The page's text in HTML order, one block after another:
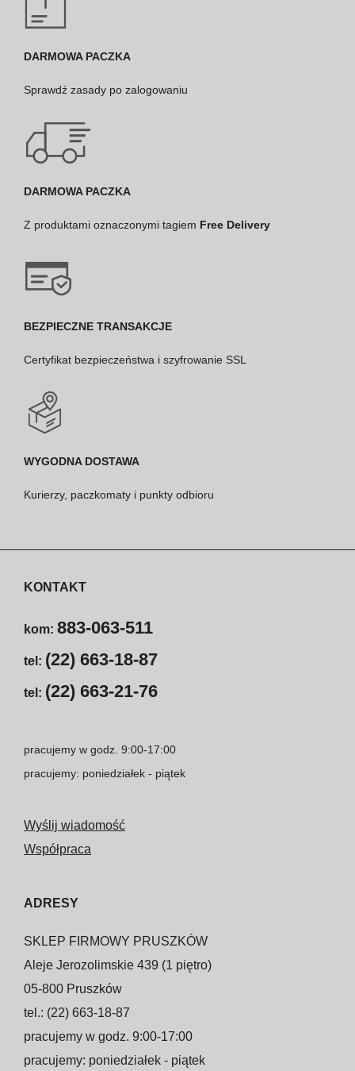
DARMOWA PACZKA
Sprawdź zasady po zalogowaniu
DARMOWA PACZKA
Z produktami oznaczonymi tagiem Free Delivery
BEZPIECZNE TRANSAKCJE
Certyfikat bezpieczeństwa i szyfrowanie SSL
WYGODNA DOSTAWA
Kurierzy, paczkomaty i punkty odbioru
KONTAKT
kom: 883-063-511
tel: (22) 663-18-87
tel: (22) 663-21-76
pracujemy w godz. 9:00-17:00
pracujemy: poniedziałek - piątek
Wyślij wiadomość
Współpraca
ADRESY
SKLEP FIRMOWY PRUSZKÓW
Aleje Jerozolimskie 439 (1 piętro)
05-800 Pruszków
tel.: (22) 663-18-87
pracujemy w godz. 9:00-17:00
pracujemy: poniedziałek - piątek